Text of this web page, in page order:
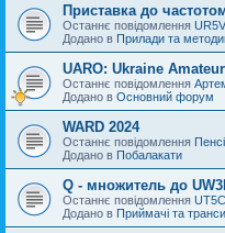
Приставка до
Останнє повідомлення
Додано в Прилади та
UARO: Ukraine
Останнє повідомлення
Додано в Основний форум
WARD 2024
Останнє повідомлення
Додано в Побалакати
Q - множитель до
Останнє повідомлення
Додано в Приймачі та